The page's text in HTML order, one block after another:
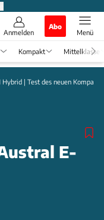
Anmelden
Abo
Menü
Kompakt Mittelklasse
Hybrid | Test des neuen Kompakt-
E-